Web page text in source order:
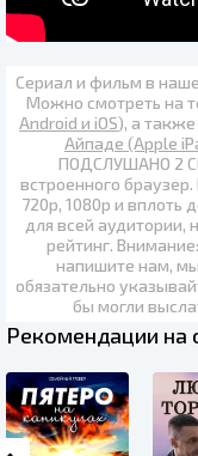
Сериал и фильм в
Можно смотреть на
Android и iOS), а
Айпаде (Apple
ПОДСЛУШАНО 2
встроенного
720p, 1080p и вплоть
для всей аудитории,
рейтинг.
напишите нам,
обязательно
бы могли
Рекомендации на